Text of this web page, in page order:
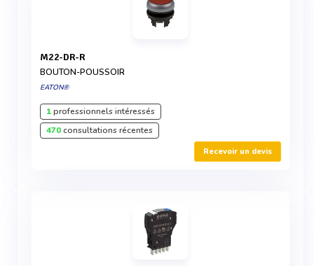
M22-DR-R
BOUTON-POUSSOIR
EATON®
1professionnels intéressés
470consultations récentes
Recevoir un devis